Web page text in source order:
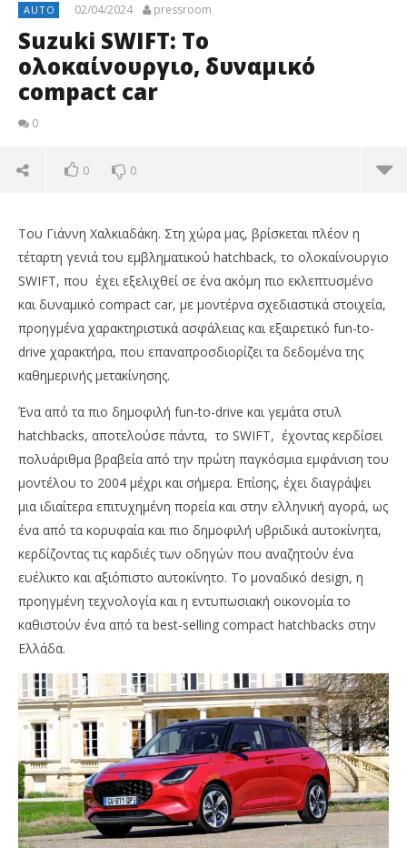
AUTO 02/04/2024 pressroom
Suzuki SWIFT: Το
ολοκαίνουργιο, δυναμικό
compact car
0
0 0
NOW VIEWING
Suzuki SWIFT: Το ολοκαίνουργιο, δυναμικό
compact car
02/04/2024
pressroom
Του Γιάννη Χαλκιαδάκη. Στη χώρα μας, βρίσκεται πλέον η
τέταρτη γενιά του εμβληματικού hatchback, το ολοκαίνουργιο
SWIFT, που έχει εξελιχθεί σε ένα ακόμη πιο εκλεπτυσμένο
και δυναμικό compact car, με μοντέρνα σχεδιαστικά στοιχεία,
προηγμένα χαρακτηριστικά ασφάλειας και εξαιρετικό fun-to-
drive χαρακτήρα, που επαναπροσδιορίζει τα δεδομένα της
καθημερινής μετακίνησης.
Ένα από τα πιο δημοφιλή fun-to-drive και γεμάτα στυλ
hatchbacks, αποτελούσε πάντα, το SWIFT, έχοντας κερδίσει
πολυάριθμα βραβεία από την πρώτη παγκόσμια εμφάνιση του
μοντέλου το 2004 μέχρι και σήμερα. Επίσης, έχει διαγράψει
μια ιδιαίτερα επιτυχημένη πορεία και στην ελληνική αγορά, ως
ένα από τα κορυφαία και πιο δημοφιλή υβριδικά αυτοκίνητα,
κερδίζοντας τις καρδιές των οδηγών που αναζητούν ένα
ευέλικτο και αξιόπιστο αυτοκίνητο. Το μοναδικό design, η
προηγμένη τεχνολογία και η εντυπωσιακή οικονομία το
καθιστούν ένα από τα best-selling compact hatchbacks στην
Ελλάδα.